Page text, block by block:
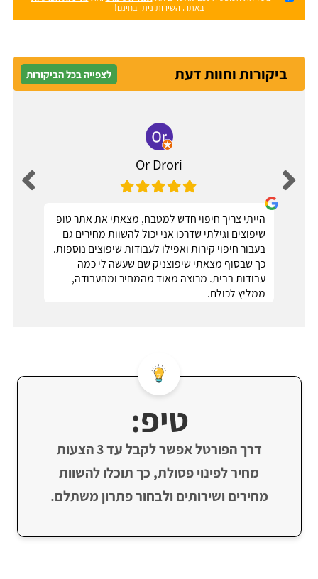
באתר. השירות ניתן בחינם!
ביקורות וחוות דעת לצפייה בכל הביקורות
Or Drori
הייתי צריך חיפוי חדש למטבח, מצאתי את אתר טופ
שיפוצים וגילתי שדרכו אני יכול להשוות מחירים גם
בעבור חיפוי קירות ואפילו לעבודות שיפוצים נוספות.
כך שבסוף מצאתי שיפוצניק שם שעשה לי כמה
עבודות בבית. מרוצה מאוד מהמחיר ומהעבודה,
ממליץ לכולם.
טיפ:
דרך הפורטל אפשר לקבל עד 3 הצעות
מחיר לפינוי פסולת, כך תוכלו להשוות
מחירים ושירותים ולבחור פתרון משתלם.